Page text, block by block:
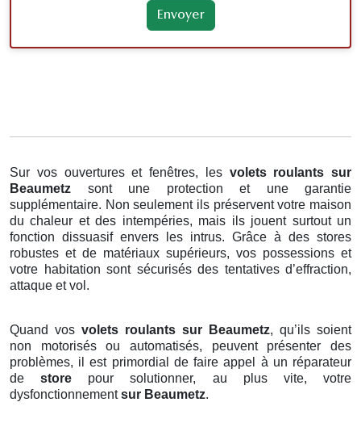
Sur vos ouvertures et fenêtres, les volets roulants sur
Beaumetz sont une protection et une garantie
supplémentaire. Non seulement ils préservent votre maison
du chaleur et des intempéries, mais ils jouent surtout un
fonction dissuasif envers les intrus. Grâce à des stores
robustes et de matériaux supérieurs, vos possessions et
votre habitation sont sécurisés des tentatives d’effraction,
attaque et vol.
Quand vos volets roulants sur Beaumetz, qu’ils soient
non motorisés ou automatisés, peuvent présenter des
problèmes, il est primordial de faire appel à un réparateur
destore pour solutionner, au plus vite, votre
dysfonctionnementsur Beaumetz.